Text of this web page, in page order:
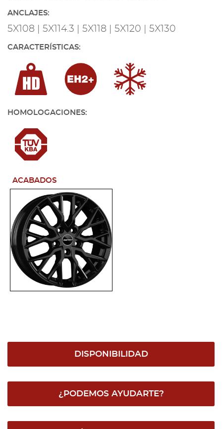
ANCLAJES:
5X108 | 5X114.3 | 5X118 | 5X120 | 5X130
CARACTERÍSTICAS:
HOMOLOGACIONES:
ACABADOS
DISPONIBILIDAD
¿PODEMOS AYUDARTE?